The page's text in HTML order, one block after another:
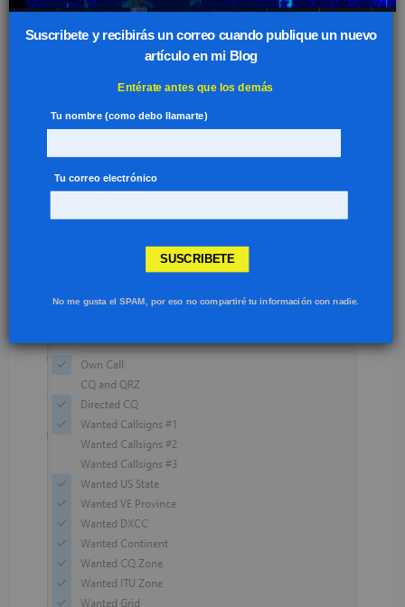
Suscribete y recibirás un correo cuando publique un nuevo
artículo en mi Blog
Entérate antes que los demás
Tu nombre (como debo llamarte)
No me gusta el SPAM, por eso no compartiré tu información con nadie.
SUSCRIBETE
Tu correo electrónico